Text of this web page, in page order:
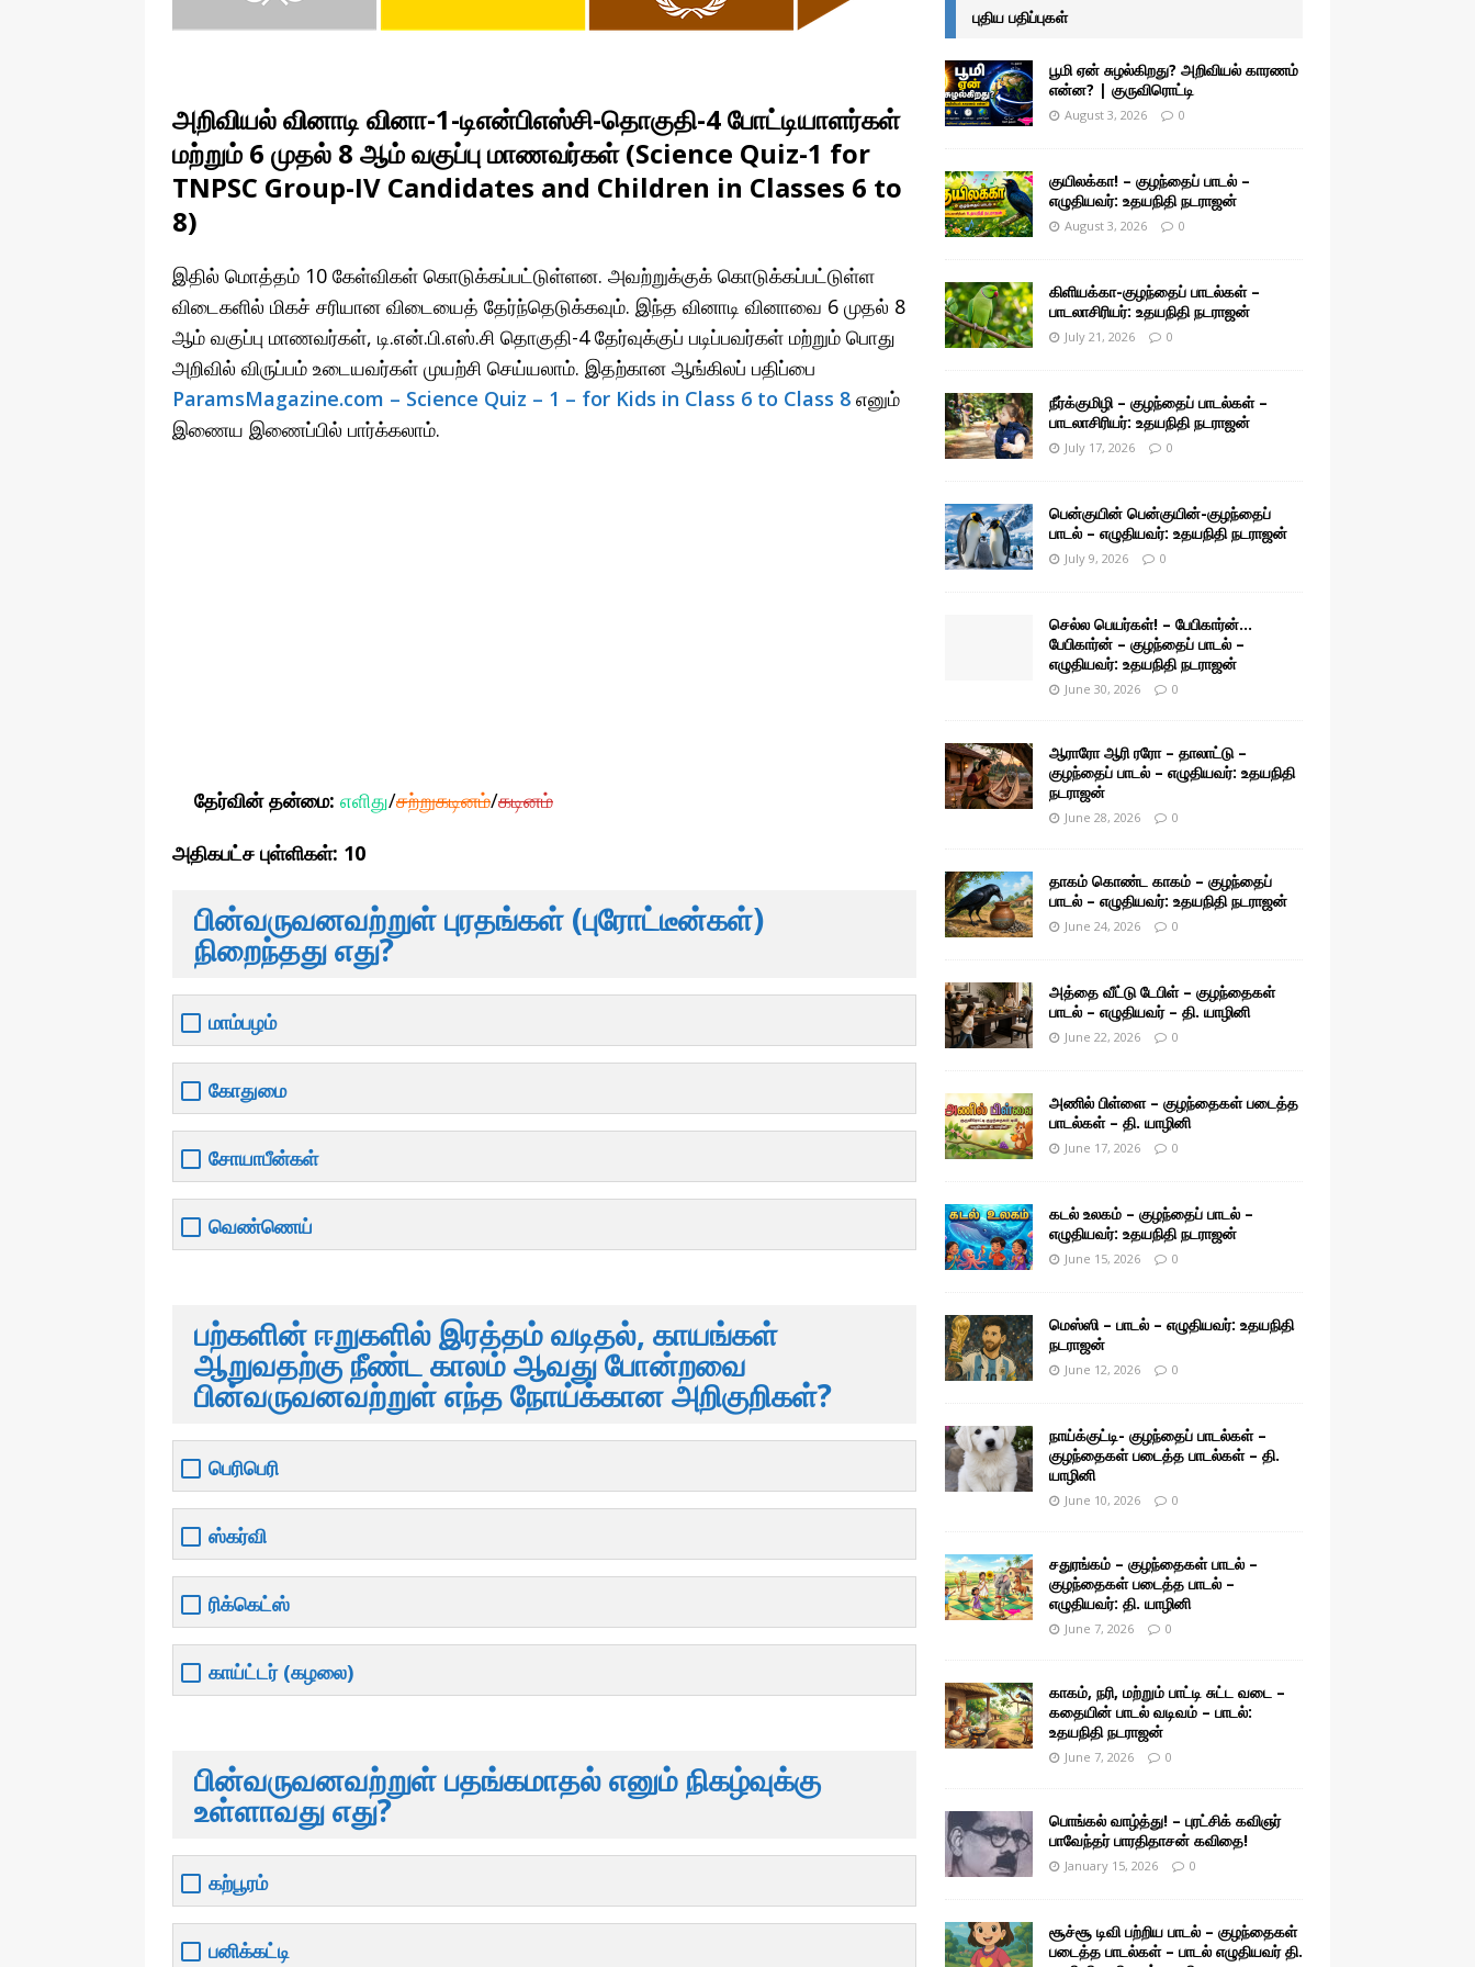
அறிவியல் வினாடி வினா-1-டிஎன்பிஎஸ்சி-தொகுதி-4 போட்டியாளர்கள்
மற்றும் 6 முதல் 8 ஆம் வகுப்பு மாணவர்கள் (Science Quiz-1 for
TNPSC Group-IV Candidates and Children in Classes 6 to
8)
இதில் மொத்தம் 10 கேள்விகள் கொடுக்கப்பட்டுள்ளன. அவற்றுக்குக் கொடுக்கப்பட்டுள்ள
விடைகளில் மிகச் சரியான விடையைத் தேர்ந்தெடுக்கவும். இந்த வினாடி வினாவை 6 முதல் 8
ஆம் வகுப்பு மாணவர்கள், டி.என்.பி.எஸ்.சி தொகுதி-4 தேர்வுக்குப் படிப்பவர்கள் மற்றும் பொது
அறிவில் விருப்பம் உடையவர்கள் முயற்சி செய்யலாம். இதற்கான ஆங்கிலப் பதிப்பை
ParamsMagazine.com – Science Quiz – 1 – for Kids in Class 6 to Class 8 எனும்
இணைய இணைப்பில் பார்க்கலாம்.
தேர்வின் தன்மை: எளிது/சற்றுகடினம்/கடினம்
அதிகபட்ச புள்ளிகள்: 10
பின்வருவனவற்றுள் புரதங்கள் (புரோட்டீன்கள்)
நிறைந்தது எது?
மாம்பழம்
கோதுமை
சோயாபீன்கள்
வெண்ணெய்
பற்களின் ஈறுகளில் இரத்தம் வடிதல், காயங்கள்
ஆறுவதற்கு நீண்ட காலம் ஆவது போன்றவை
பின்வருவனவற்றுள் எந்த நோய்க்கான அறிகுறிகள்?
பெரிபெரி
ஸ்கர்வி
ரிக்கெட்ஸ்
காய்ட்டர் (கழலை)
பின்வருவனவற்றுள் பதங்கமாதல் எனும் நிகழ்வுக்கு
உள்ளாவது எது?
கற்பூரம்
பனிக்கட்டி
புதிய பதிப்புகள்
பூமி ஏன் சுழல்கிறது? அறிவியல் காரணம்
என்ன? | குருவிரொட்டி
August 3, 2026 0
குயிலக்கா! – குழந்தைப் பாடல் –
எழுதியவர்: உதயநிதி நடராஜன்
August 3, 2026 0
கிளியக்கா-குழந்தைப் பாடல்கள் –
பாடலாசிரியர்: உதயநிதி நடராஜன்
July 21, 2026 0
நீர்க்குமிழி – குழந்தைப் பாடல்கள் –
பாடலாசிரியர்: உதயநிதி நடராஜன்
July 17, 2026 0
பென்குயின் பென்குயின்-குழந்தைப்
பாடல் – எழுதியவர்: உதயநிதி நடராஜன்
July 9, 2026 0
செல்ல பெயர்கள்! – பேபிகார்ன்…
பேபிகார்ன் – குழந்தைப் பாடல் –
எழுதியவர்: உதயநிதி நடராஜன்
June 30, 2026 0
ஆராரோ ஆரி ரரோ – தாலாட்டு –
குழந்தைப் பாடல் – எழுதியவர்: உதயநிதி
நடராஜன்
June 28, 2026 0
தாகம் கொண்ட காகம் – குழந்தைப்
பாடல் – எழுதியவர்: உதயநிதி நடராஜன்
June 24, 2026 0
அத்தை வீட்டு டேபிள் – குழந்தைகள்
பாடல் – எழுதியவர் – தி. யாழினி
June 22, 2026 0
அணில் பிள்ளை – குழந்தைகள் படைத்த
பாடல்கள் – தி. யாழினி
June 17, 2026 0
கடல் உலகம் – குழந்தைப் பாடல் –
எழுதியவர்: உதயநிதி நடராஜன்
June 15, 2026 0
மெஸ்ஸி – பாடல் – எழுதியவர்: உதயநிதி
நடராஜன்
June 12, 2026 0
நாய்க்குட்டி- குழந்தைப் பாடல்கள் –
குழந்தைகள் படைத்த பாடல்கள் – தி.
யாழினி
June 10, 2026 0
சதுரங்கம் – குழந்தைகள் பாடல் –
குழந்தைகள் படைத்த பாடல் –
எழுதியவர்: தி. யாழினி
June 7, 2026 0
காகம், நரி, மற்றும் பாட்டி சுட்ட வடை –
கதையின் பாடல் வடிவம் – பாடல்:
உதயநிதி நடராஜன்
June 7, 2026 0
பொங்கல் வாழ்த்து! – புரட்சிக் கவிஞர்
பாவேந்தர் பாரதிதாசன் கவிதை!
January 15, 2026 0
சூச்சூ டிவி பற்றிய பாடல் – குழந்தைகள்
படைத்த பாடல்கள் – பாடல் எழுதியவர் தி.